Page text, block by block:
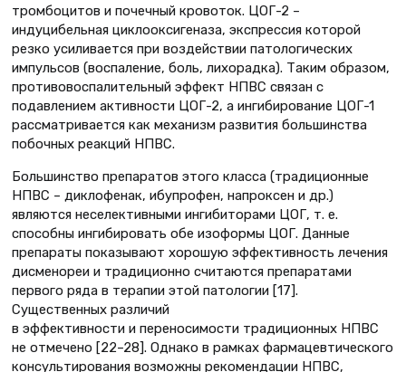
тромбоцитов и почечный кровоток. ЦОГ-2 –
индуцибельная циклооксигеназа, экспрессия которой
резко усиливается при воздействии патологических
импульсов (воспаление, боль, лихорадка). Таким образом,
противовоспалительный эффект НПВС связан с
подавлением активности ЦОГ-2, а ингибирование ЦОГ-1
рассматривается как механизм развития большинства
побочных реакций НПВС.
Большинство препаратов этого класса (традиционные
НПВС – диклофенак, ибупрофен, напроксен и др.)
являются неселективными ингибиторами ЦОГ, т. е.
способны ингибировать обе изоформы ЦОГ. Данные
препараты показывают хорошую эффективность лечения
дисменореи и традиционно считаются препаратами
первого ряда в терапии этой патологии [17].
Существенных различий
в эффективности и переносимости традиционных НПВС
не отмечено [22–28]. Однако в рамках фармацевтического
консультирования возможны рекомендации НПВС,